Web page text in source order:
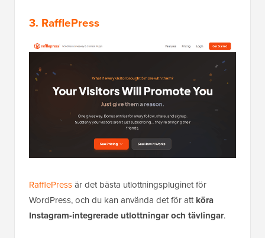
3. RafflePress
RafflePressär det bästa utlottningspluginet för
WordPress, och du kan använda det för attköra
Instagram-integrerade utlottningar och tävlingar.